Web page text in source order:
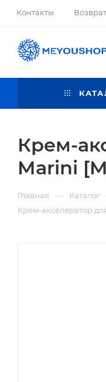
Контакты Возврат
Крем-
Marini
Главная — Каталог
Крем-акселератор